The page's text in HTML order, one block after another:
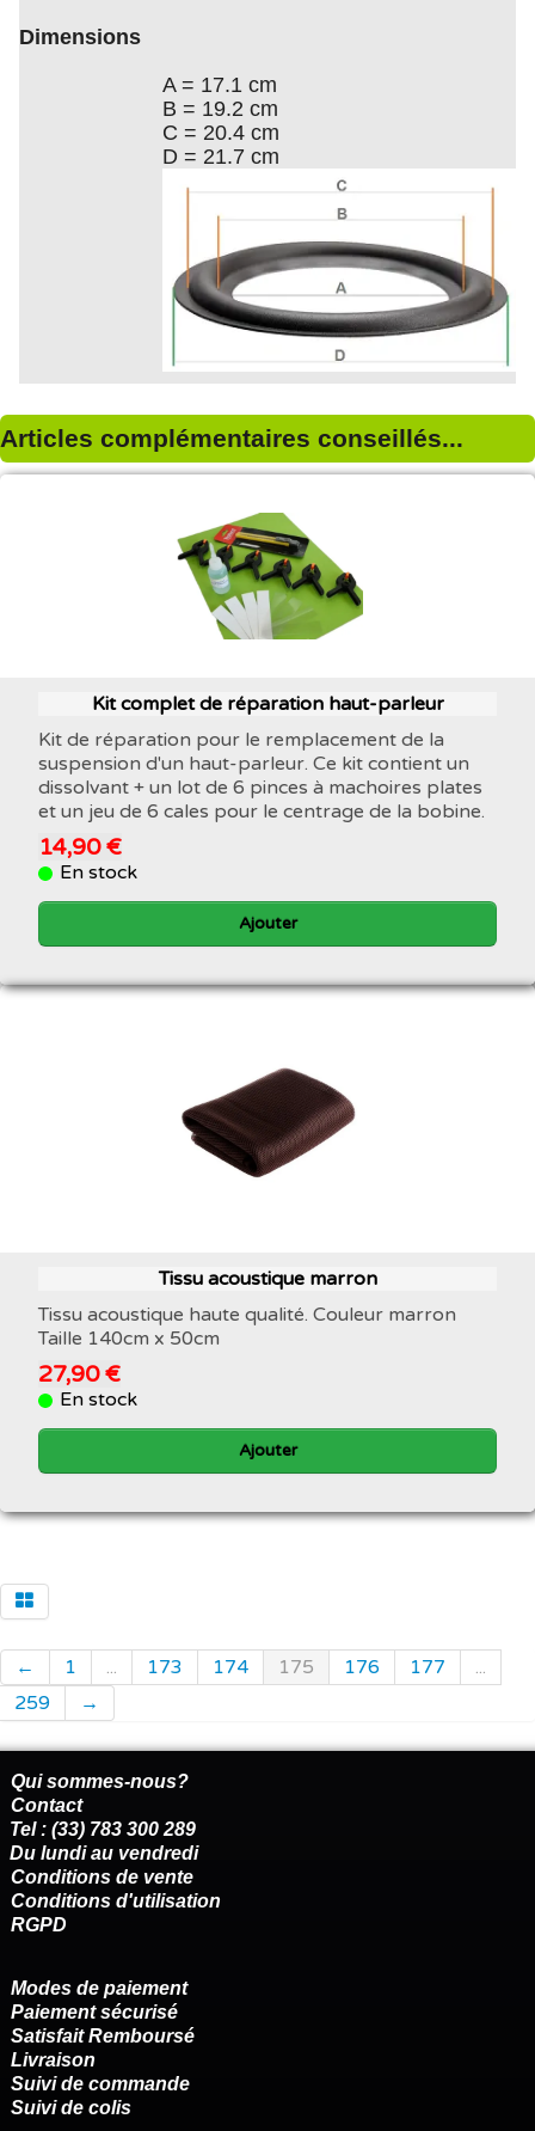
Dimensions
A = 17.1 cm
B = 19.2 cm
C = 20.4 cm
D = 21.7 cm
Articles complémentaires conseillés...
Kit complet de réparation haut-parleur
Kit de réparation pour le remplacement de la
suspension d'un haut-parleur. Ce kit contient un
dissolvant + un lot de 6 pinces à machoires plates
et un jeu de 6 cales pour le centrage de la bobine.
14,90 €
En stock
Ajouter
Tissu acoustique marron
Tissu acoustique haute qualité. Couleur marron
Taille 140cm x 50cm
27,90 €
En stock
Ajouter
← 1 ... 173 174 175 176 177
...
259
→
Qui sommes-nous?
Contact
Tel : (33) 783 300 289
Du lundi au vendredi
Conditions de vente
Conditions d'utilisation
RGPD
Modes de paiement
Paiement sécurisé
Satisfait Remboursé
Livraison
Suivi de commande
Suivi de colis